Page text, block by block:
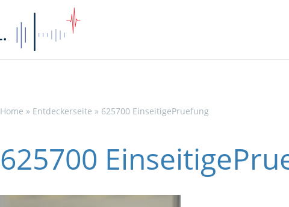
Home » Entdeckerseite » 625700 EinseitigePruefung
625700